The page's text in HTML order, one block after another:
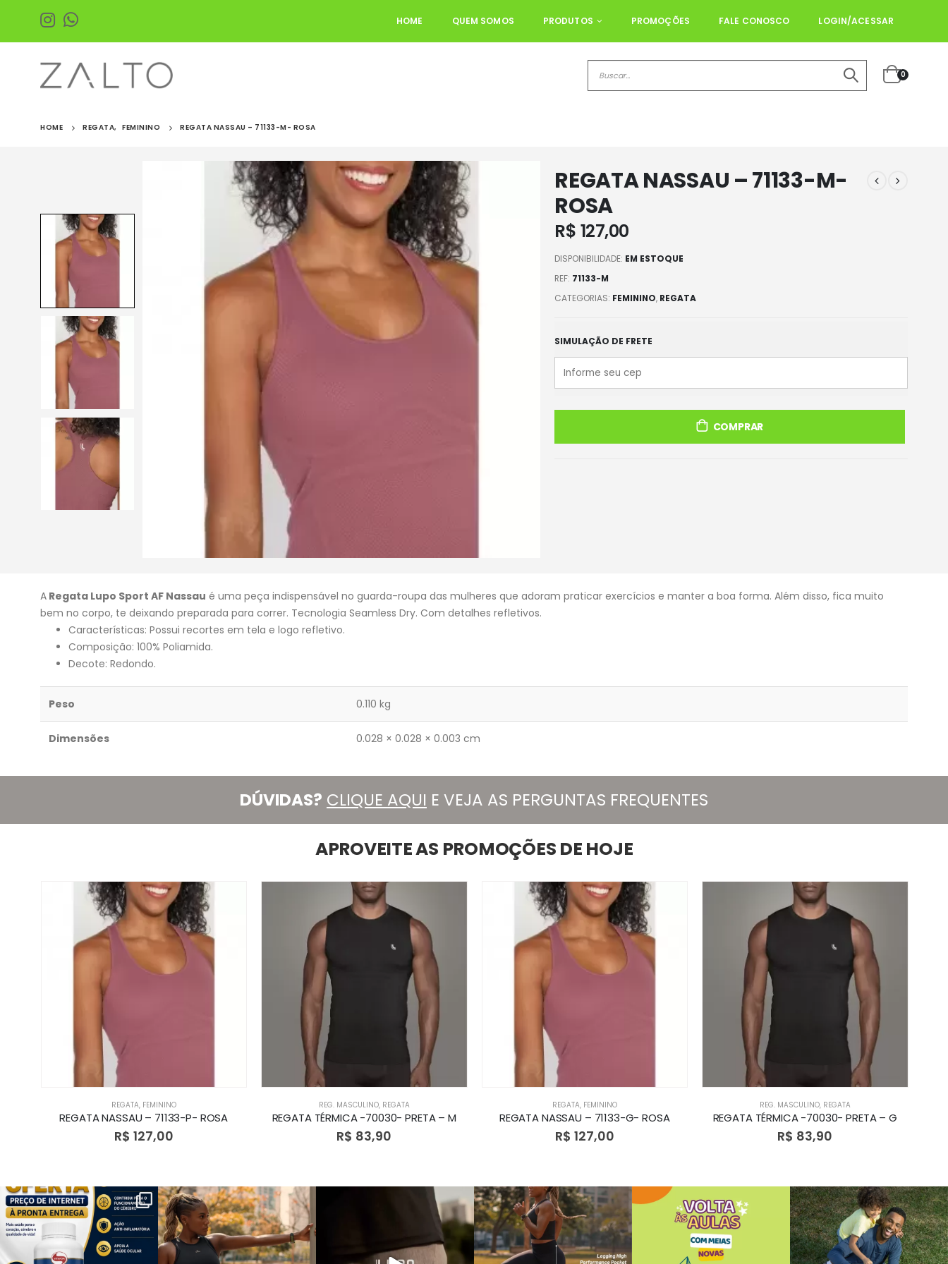
HOME QUEM SOMOS PRODUTOS PROMOÇÕES FALE CONOSCO LOGIN/ACESSAR
0
HOME REGATA, FEMININO REGATA NASSAU – 71133-M- ROSA
REGATA NASSAU – 71133-M-
ROSA
R$ 127,00
DISPONIBILIDADE: EM ESTOQUE
REF: 71133-M
CATEGORIAS: FEMININO, REGATA
SIMULAÇÃO DE FRETE
COMPRAR
A Regata Lupo Sport AF Nassau é uma peça indispensável no guarda-roupa das mulheres que adoram praticar exercícios e manter a boa forma. Além disso, fica muito
bem no corpo, te deixando preparada para correr. Tecnologia Seamless Dry. Com detalhes refletivos.
Características: Possui recortes em tela e logo refletivo.
Composição: 100% Poliamida.
Decote: Redondo.
Peso 0.110 kg
Dimensões 0.028 × 0.028 × 0.003 cm
DÚVIDAS? CLIQUE AQUI E VEJA AS PERGUNTAS FREQUENTES
APROVEITE AS PROMOÇÕES DE HOJE
REGATA, FEMININO
REGATA NASSAU – 71133-P- ROSA
R$ 127,00
REG. MASCULINO, REGATA
REGATA TÉRMICA -70030- PRETA – M
R$ 83,90
REGATA, FEMININO
REGATA NASSAU – 71133-G- ROSA
R$ 127,00
REG. MASCULINO, REGATA
REGATA TÉRMICA -70030- PRETA – G
R$ 83,90